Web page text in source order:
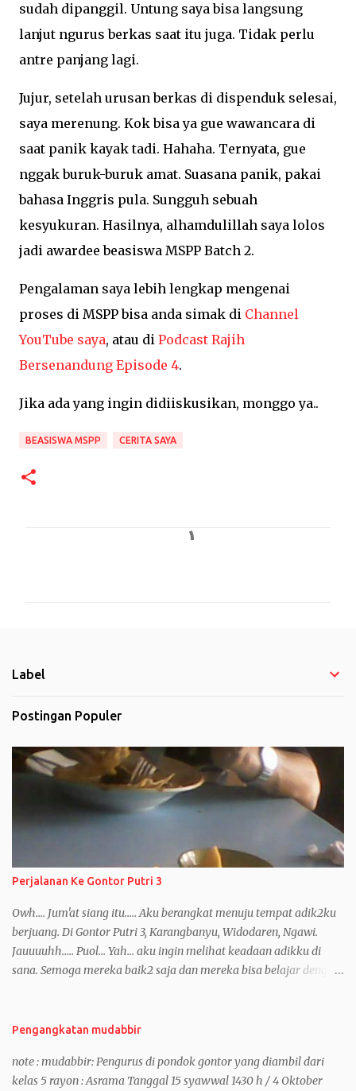
sudah dipanggil. Untung saya bisa langsung
lanjut ngurus berkas saat itu juga. Tidak perlu
antre panjang lagi.
Jujur, setelah urusan berkas di dispenduk selesai,
saya merenung. Kok bisa ya gue wawancara di
saat panik kayak tadi. Hahaha. Ternyata, gue
nggak buruk-buruk amat. Suasana panik, pakai
bahasa Inggris pula. Sungguh sebuah
kesyukuran. Hasilnya, alhamdulillah saya lolos
jadi awardee beasiswa MSPP Batch 2.
Pengalaman saya lebih lengkap mengenai
proses di MSPP bisa anda simak di Channel
YouTube saya, atau di Podcast Rajih
Bersenandung Episode 4.
Jika ada yang ingin didiiskusikan, monggo ya..
BEASISWA MSPP CERITA SAYA
Label
Postingan Populer
Perjalanan Ke Gontor Putri 3
Owh.... Jum'at siang itu..... Aku berangkat menuju tempat adik2ku
berjuang. Di Gontor Putri 3, Karangbanyu, Widodaren, Ngawi.
Jauuuuhh..... Puol... Yah... aku ingin melihat keadaan adikku di
sana. Semoga mereka baik2 saja dan mereka bisa belajar dengan
untuk persiapan ujian tulis, ya... kenapa nggak. Sama, di gontor
Perjalanan sungguh jauh. Aku sendiri masih mikir2 sebelum
berangkat gara2 saat itu aku dalam keadaan seperempat sakit
Pengangkatan mudabbir
note : mudabbir: Pengurus di pondok gontor yang diambil dari
kelas 5 rayon : Asrama Tanggal 15 syawwal 1430 h / 4 Oktober